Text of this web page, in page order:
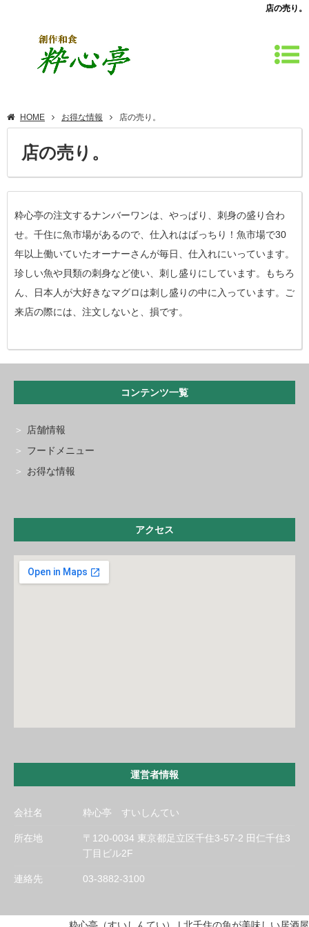
店の売り。
HOME お得な情報 店の売り。
店の売り。
粋心亭の注文するナンバーワンは、やっぱり、刺身の盛り合わ
せ。千住に魚市場があるので、仕入れはばっちり！魚市場で30
年以上働いていたオーナーさんが毎日、仕入れにいっています。
珍しい魚や貝類の刺身など使い、刺し盛りにしています。もちろ
ん、日本人が大好きなマグロは刺し盛りの中に入っています。ご
来店の際には、注文しないと、損です。
コンテンツ一覧
店舗情報
フードメニュー
お得な情報
アクセス
運営者情報
会社名 粋心亭 すいしんてい
所在地
〒120-0034 東京都足立区千住3-57-2 田仁千住3
丁目ビル2F
連絡先 03-3882-3100